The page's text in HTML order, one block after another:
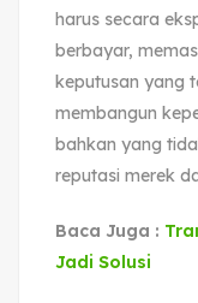
harus secara
berbayar,
keputusan yang
membangun
bahkan yang
reputasi merek
Baca Juga :
Jadi Solusi